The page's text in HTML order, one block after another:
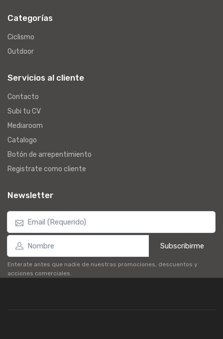
Categorías
Ciclismo
Outdoor
Servicios al cliente
Contacto
Subi tu CV
Mediaroom
Catalogo
Botón de arrepentimiento
Registrate como cliente
Newsletter
Subscribirme
Enterate antes que nadie de nuestras promociones, descuentos y
acciones comerciales.